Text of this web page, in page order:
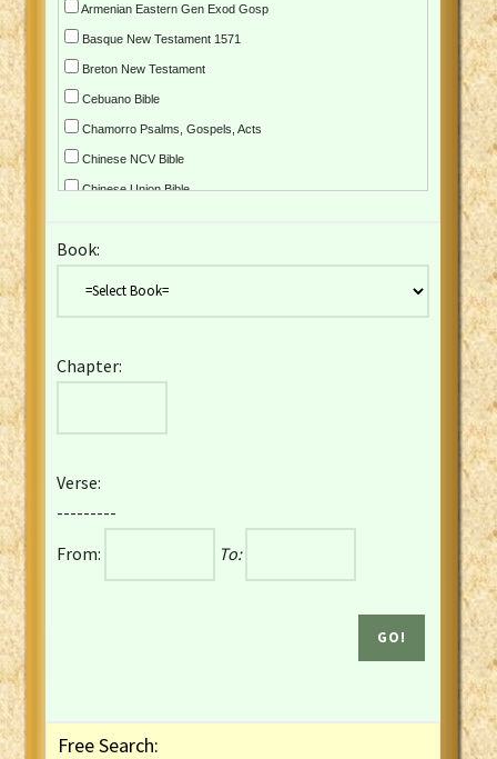
Armenian Eastern Gen Exod Gosp
Basque New Testament 1571
Breton New Testament
Cebuano Bible
Chamorro Psalms, Gospels, Acts
Chinese NCV Bible
Chinese Union Bible
Czech Kralicka Bible
English YLT 1898 Bible
French Darby Bible
French Louis Segond Bible
Gaelic (Manx) Selections
Gaelic (Scottish) Mark
Book:
Chapter:
Verse:
---------
From:
To:
Free Search: